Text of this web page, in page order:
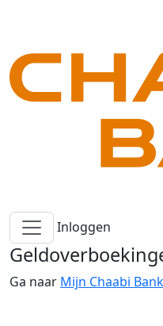
Inloggen
Ga naar Mijn Chaabi Bank